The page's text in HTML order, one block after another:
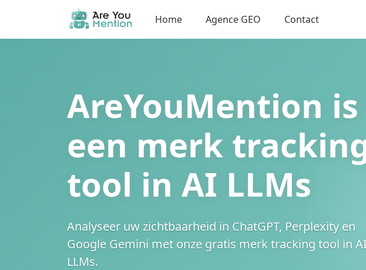
Home Agence GEO Contact
AreYouMention is
een merk
tool in AI LLMs
Analyseer uw zichtbaarheid in ChatGPT, Perplexity en
Google Gemini met onze gratis merk tracking tool in AI
LLMs.